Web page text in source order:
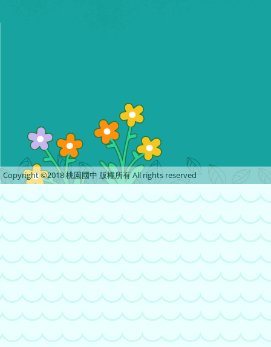
Copyright ©2018 桃園國中 版權所有 All rights reserved